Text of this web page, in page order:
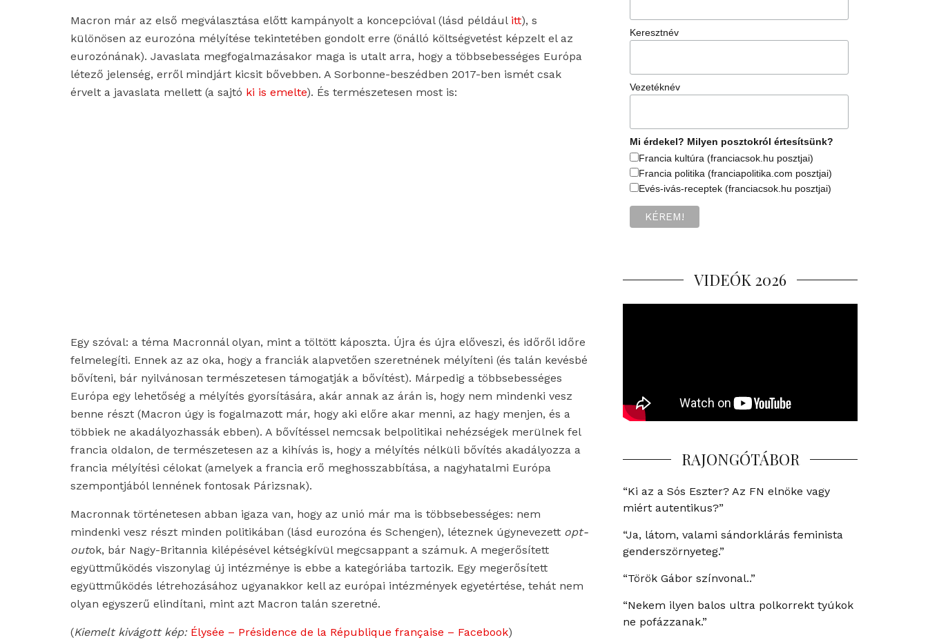
Macron már az első megválasztása előtt kampányolt a koncepcióval (lásd például itt), s
különösen az eurozóna mélyítése tekintetében gondolt erre (önálló költségvetést képzelt el az
eurozónának). Javaslata megfogalmazásakor maga is utalt arra, hogy a többsebességes Európa
létező jelenség, erről mindjárt kicsit bővebben. A Sorbonne-beszédben 2017-ben ismét csak
érvelt a javaslata mellett (a sajtó ki is emelte). És természetesen most is:
Egy szóval: a téma Macronnál olyan, mint a töltött káposzta. Újra és újra előveszi, és időről időre
felmelegíti. Ennek az az oka, hogy a franciák alapvetően szeretnének mélyíteni (és talán kevésbé
bővíteni, bár nyilvánosan természetesen támogatják a bővítést). Márpedig a többsebességes
Európa egy lehetőség a mélyítés gyorsítására, akár annak az árán is, hogy nem mindenki vesz
benne részt (Macron úgy is fogalmazott már, hogy aki előre akar menni, az hagy menjen, és a
többiek ne akadályozhassák ebben). A bővítéssel nemcsak belpolitikai nehézségek merülnek fel
francia oldalon, de természetesen az a kihívás is, hogy a mélyítés nélküli bővítés akadályozza a
francia mélyítési célokat (amelyek a francia erő meghosszabbítása, a nagyhatalmi Európa
szempontjából lennének fontosak Párizsnak).
Macronnak történetesen abban igaza van, hogy az unió már ma is többsebességes: nem
mindenki vesz részt minden politikában (lásd eurozóna és Schengen), léteznek úgynevezett opt-
outok, bár Nagy-Britannia kilépésével kétségkívül megcsappant a számuk. A megerősített
együttműködés viszonylag új intézménye is ebbe a kategóriába tartozik. Egy megerősített
együttműködés létrehozásához ugyanakkor kell az európai intézmények egyetértése, tehát nem
olyan egyszerű elindítani, mint azt Macron talán szeretné.
(Kiemelt kivágott kép: Élysée – Présidence de la République française – Facebook)
Keresztnév
Vezetéknév
Mi érdekel? Milyen posztokról értesítsünk?
Francia kultúra (franciacsok.hu posztjai)
Francia politika (franciapolitika.com posztjai)
Evés-ivás-receptek (franciacsok.hu posztjai)
VIDEÓK 2026
RAJONGÓTÁBOR
“Ki az a Sós Eszter? Az FN elnöke vagy
miért autentikus?”
“Ja, látom, valami sándorklárás feminista
genderszörnyeteg.”
“Török Gábor színvonal..”
“Nekem ilyen balos ultra polkorrekt tyúkok
ne pofázzanak.”